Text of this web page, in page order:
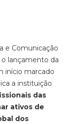
e Comunicação
lançamento da
início marcado
a instituição
das
ativos de
dos